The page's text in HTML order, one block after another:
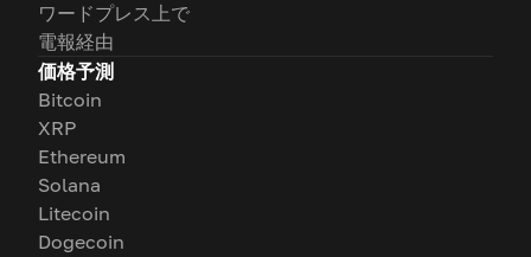
ワードプレス上で
電報経由
価格予測
Bitcoin
XRP
Ethereum
Solana
Litecoin
Dogecoin